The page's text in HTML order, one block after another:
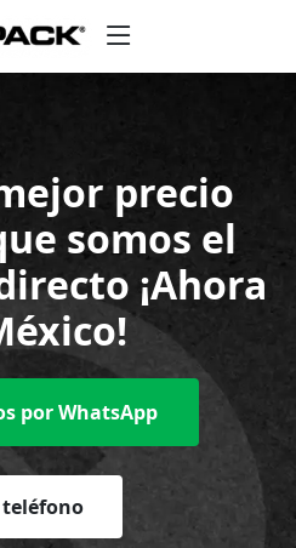
precio
somos el
¡Ahora
por WhatsApp
teléfono